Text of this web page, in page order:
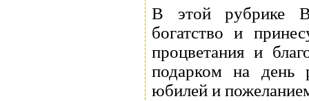
В этой рубрике
богатство и
процветания и
подарком на день
юбилей и